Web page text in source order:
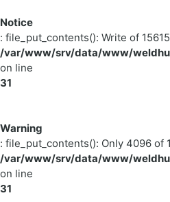
Notice
: file_put_contents(): Write of
/var/www/srv/data/www/
on line
31
Warning
: file_put_contents(): Only 4096 of
/var/www/srv/data/www/
on line
31